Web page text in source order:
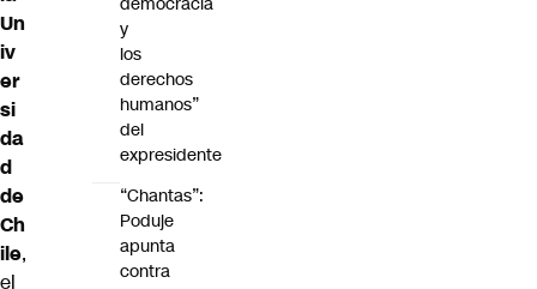
Un
iv
er
si
da
d
de
Ch
ile,
el
y
los
derechos
humanos”
del
expresidente
“Chantas”:
Poduje
apunta
contra